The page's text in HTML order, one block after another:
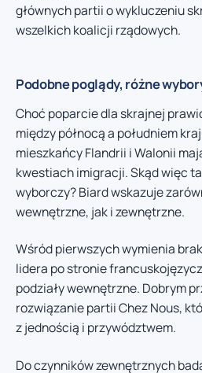
głównych partii o wykluczeniu
wszelkich koalicji rządowych.
Podobne poglądy, różne
Choć poparcie dla skrajnej
między północą a południem
mieszkańcy Flandrii i Walonii
kwestiach imigracji. Skąd więc
wyborczy? Biard wskazuje
wewnętrzne, jak i zewnętrzne.
Wśród pierwszych wymienia
lidera po stronie
podziały wewnętrzne. Dobrym
rozwiązanie partii Chez Nous,
z jednością i przywództwem.
Do czynników zewnętrznych